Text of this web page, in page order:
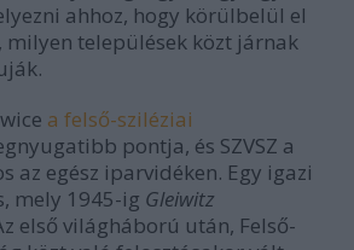
ahhoz, hogy körülbelül el
milyen települések közt járnak
a felső-sziléziai
pontja, és SZVSZ a
az egész iparvidéken. Egy igazi
mely 1945-ig Gleiwitz
első világháború után, Felső-